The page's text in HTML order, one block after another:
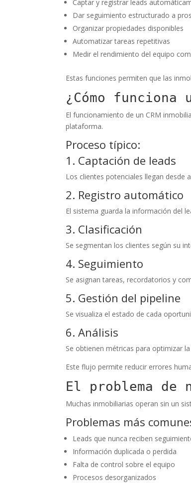
Captar y registrar leads
Dar seguimiento estructurado a
Organizar propiedades disponibles
Automatizar tareas repetitivas
Medir el rendimiento del equipo
Estas funciones permiten que las
¿Cómo funciona
El funcionamiento de un CRM
plataforma.
Proceso típico:
1. Captación de leads
Los clientes potenciales llegan desde
2. Registro automático
El sistema guarda la información del
3. Clasificación
Se segmentan los clientes según su
4. Seguimiento
Se asignan tareas, recordatorios y
5. Gestión del pipeline
Se visualiza el estado de cada
6. Análisis
Se obtienen métricas para optimizar
Este flujo permite reducir errores
El problema de
Muchas inmobiliarias operan sin un
Problemas más
Leads que nunca reciben
Información duplicada o perdida
Falta de control sobre el equipo
Procesos desorganizados